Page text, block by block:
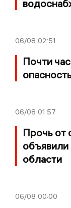
06/08 02:51
Почти
06/08 01:57
Прочь от
области
06/08 00:00